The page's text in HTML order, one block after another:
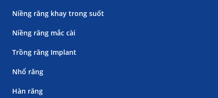
Niềng răng khay trong suốt
Niềng răng mắc cài
Trồng răng Implant
Nhổ răng
Hàn răng